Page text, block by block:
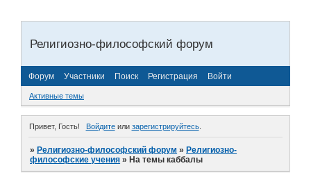
Религиозно-философский форум
Форум Участники Поиск Регистрация Войти
Активные темы
Привет, Гость! Войдитеили зарегистрируйтесь.
»Религиозно-философский форум »Религиозно-
философские учения »На темы каббалы